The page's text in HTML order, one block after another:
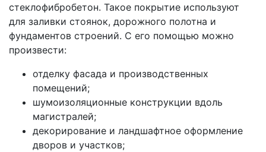
стеклофибробетон. Такое покрытие используют
для заливки стоянок, дорожного полотна и
фундаментов строений. С его помощью можно
произвести:
отделку фасада и производственных
помещений;
шумоизоляционные конструкции вдоль
магистралей;
декорирование и ландшафтное оформление
дворов и участков;